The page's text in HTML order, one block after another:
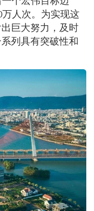
人次。为实现这
巨大努力，及时
列具有突破性和